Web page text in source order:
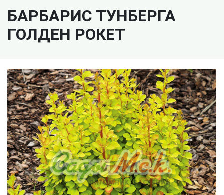
БАРБАРИС ТУНБЕРГА
ГОЛДЕН РОКЕТ